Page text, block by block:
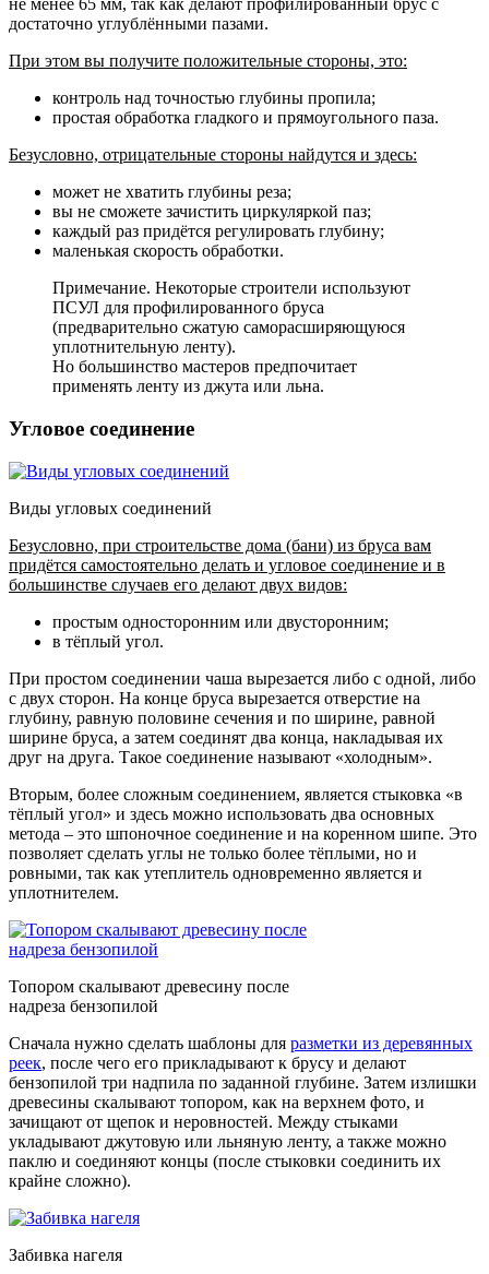
не менее 65 мм, так как делают профилированный брус с
достаточно углублёнными пазами.
При этом вы получите положительные стороны, это:
контроль над точностью глубины пропила;
простая обработка гладкого и прямоугольного паза.
Безусловно, отрицательные стороны найдутся и здесь:
может не хватить глубины реза;
вы не сможете зачистить циркуляркой паз;
каждый раз придётся регулировать глубину;
маленькая скорость обработки.
Примечание. Некоторые строители используют
ПСУЛ для профилированного бруса
(предварительно сжатую саморасширяющуюся
уплотнительную ленту).
Но большинство мастеров предпочитает
применять ленту из джута или льна.
Угловое соединение
Виды угловых соединений
Безусловно, при строительстве дома (бани) из бруса вам
придётся самостоятельно делать и угловое соединение и в
большинстве случаев его делают двух видов:
простым односторонним или двусторонним;
в тёплый угол.
При простом соединении чаша вырезается либо с одной, либо
с двух сторон. На конце бруса вырезается отверстие на
глубину, равную половине сечения и по ширине, равной
ширине бруса, а затем соединят два конца, накладывая их
друг на друга. Такое соединение называют «холодным».
Вторым, более сложным соединением, является стыковка «в
тёплый угол» и здесь можно использовать два основных
метода – это шпоночное соединение и на коренном шипе. Это
позволяет сделать углы не только более тёплыми, но и
ровными, так как утеплитель одновременно является и
уплотнителем.
Топором скалывают древесину после
надреза бензопилой
Сначала нужно сделать шаблоны для разметки из деревянных
реек, после чего его прикладывают к брусу и делают
бензопилой три надпила по заданной глубине. Затем излишки
древесины скалывают топором, как на верхнем фото, и
зачищают от щепок и неровностей. Между стыками
укладывают джутовую или льняную ленту, а также можно
паклю и соединяют концы (после стыковки соединить их
крайне сложно).
Забивка нагеля